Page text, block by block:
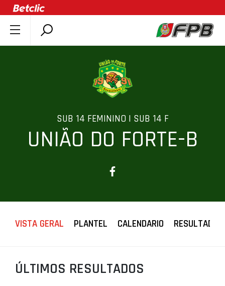
SOBRE A FPB
ASSOCIAÇÕES
CLUBES
MINIBASQUETE
ÁREA TÉCNICA
LIGA BETCLIC MASCULINA
LIGA BETCLIC FEMININA
SUB 14 FEMININO | SUB 14 F
UNIÃO DO FORTE-B
VISTA GERAL PLANTEL CALENDARIO RESULTADOS
ÚLTIMOS RESULTADOS